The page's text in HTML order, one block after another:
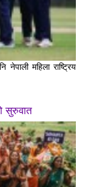
नेपाली महिला राष्ट्रिय
सुरुवात